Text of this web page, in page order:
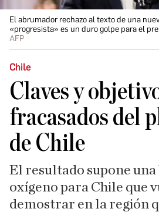
El abrumador rechazo al texto de una
«progresista» es un duro golpe para el
AFP
Chile
Claves y
fracasados del
de Chile
El resultado supone una
oxígeno para Chile que
demostrar en la región